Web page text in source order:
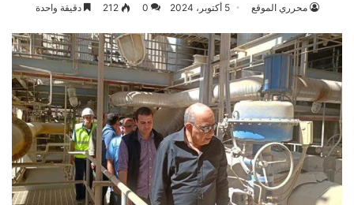
محرري الموقع 5 أكتوبر، 2024 0
212 دقيقة واحدة